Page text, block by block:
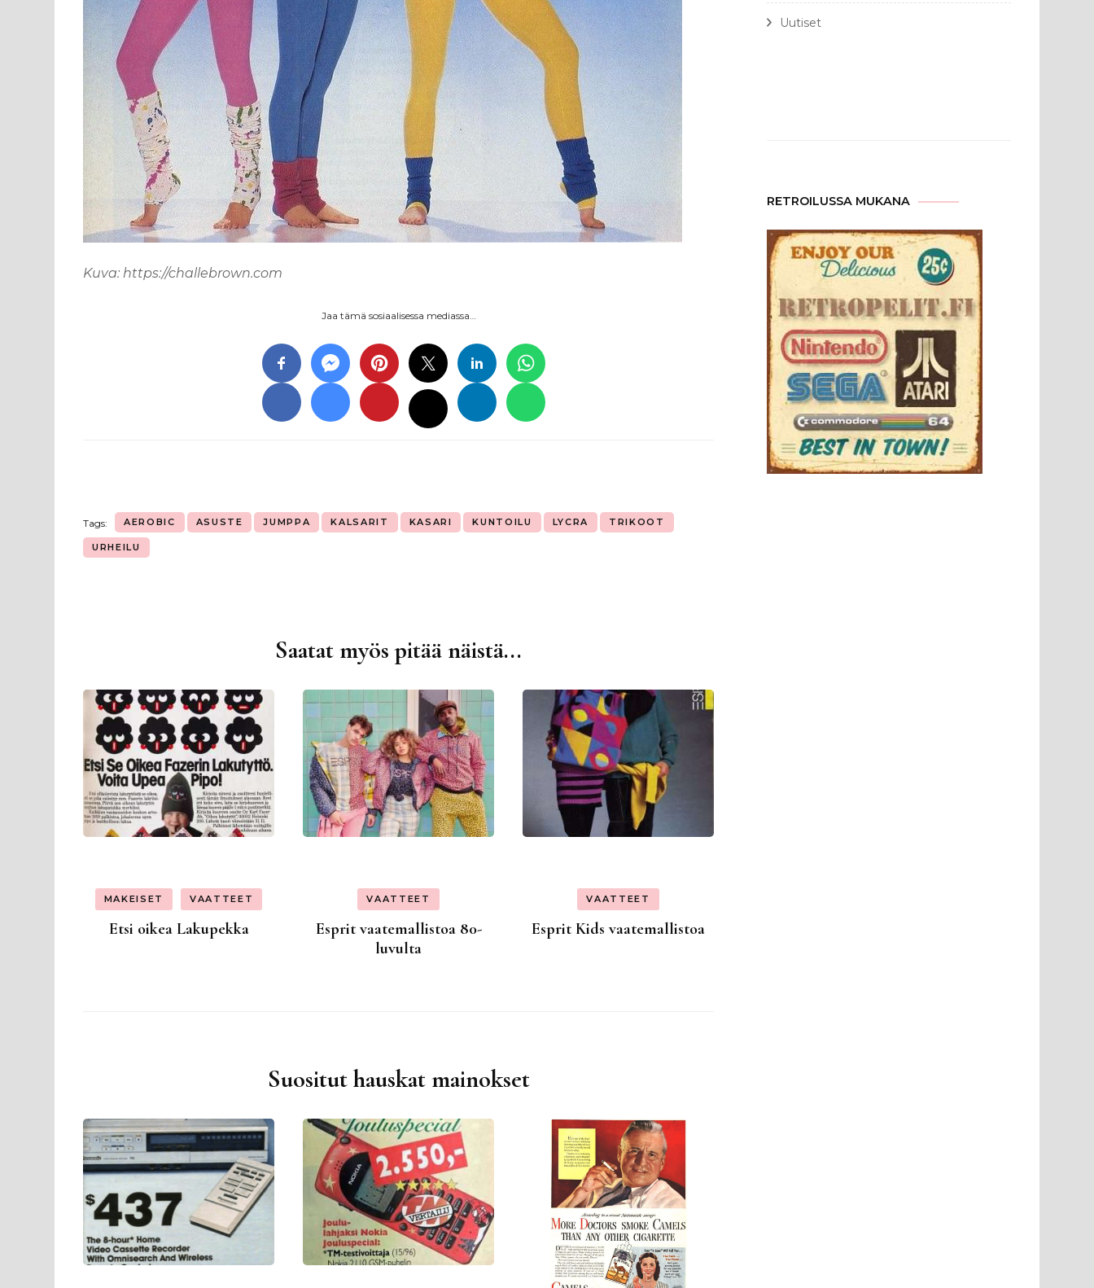
Kuva: https://challebrown.com
Jaa tämä sosiaalisessa mediassa…
Tags: AEROBIC ASUSTE JUMPPA KALSARIT KASARI KUNTOILU LYCRA TRIKOOT
URHEILU
Saatat myös pitää näistä...
MAKEISET VAATTEET
Etsi oikea Lakupekka
VAATTEET
Esprit vaatemallistoa 80-
luvulta
VAATTEET
Esprit Kids vaatemallistoa
Suositut hauskat mainokset
Uutiset
RETROILUSSA MUKANA